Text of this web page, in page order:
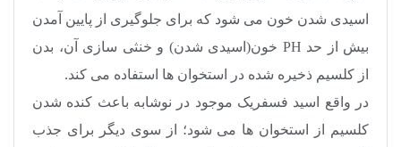
اسیدی شدن خون می شود که برای جلوگیری از پایین آمدن
بیش از حد PH خون(اسیدی شدن) و خنثی سازی آن، بدن
از کلسیم ذخیره شده در استخوان ها استفاده می کند.
در واقع اسید فسفریک موجود در نوشابه باعث کنده شدن
کلسیم از استخوان ها می شود؛ از سوی دیگر برای جذب